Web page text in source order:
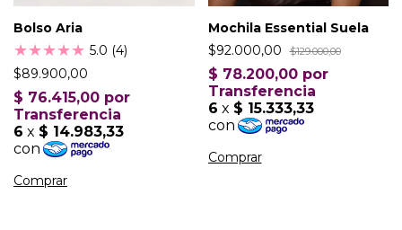
Bolso Aria
★★★★★ 5.0 (4)
$89.900,00
Comprar
Mochila Essential Suela
$92.000,00
$129.000,00